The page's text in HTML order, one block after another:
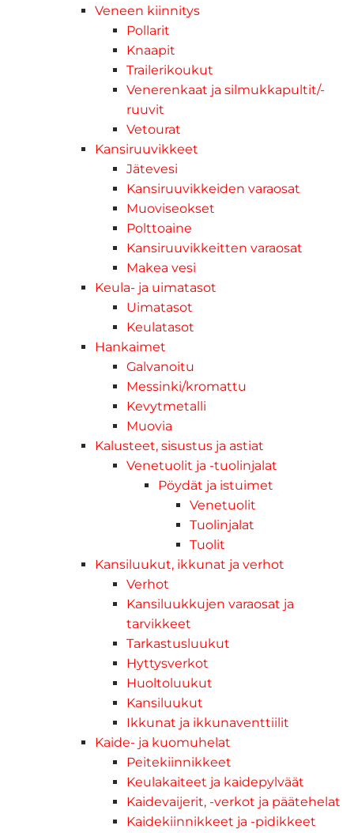
Veneen kiinnitys
Pollarit
Knaapit
Trailerikoukut
Venerenkaat ja silmukkapultit/-
ruuvit
Vetourat
Kansiruuvikkeet
Jätevesi
Kansiruuvikkeiden varaosat
Muoviseokset
Polttoaine
Kansiruuvikkeitten varaosat
Makea vesi
Keula- ja uimatasot
Uimatasot
Keulatasot
Hankaimet
Galvanoitu
Messinki/kromattu
Kevytmetalli
Muovia
Kalusteet, sisustus ja astiat
Venetuolit ja -tuolinjalat
Pöydät ja istuimet
Venetuolit
Tuolinjalat
Tuolit
Kansiluukut, ikkunat ja verhot
Verhot
Kansiluukkujen varaosat ja
tarvikkeet
Tarkastusluukut
Hyttysverkot
Huoltoluukut
Kansiluukut
Ikkunat ja ikkunaventtiilit
Kaide- ja kuomuhelat
Peitekiinnikkeet
Keulakaiteet ja kaidepylväät
Kaidevaijerit, -verkot ja päätehelat
Kaidekiinnikkeet ja -pidikkeet